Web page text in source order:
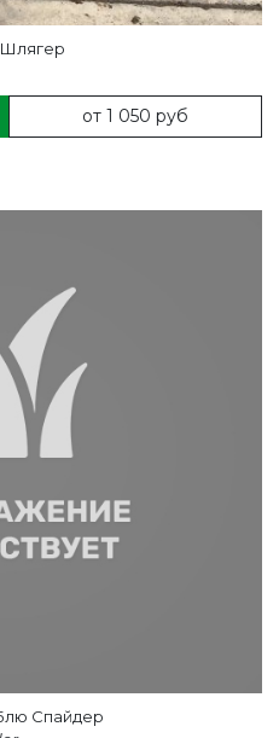
от 1 050 руб
Спайдер